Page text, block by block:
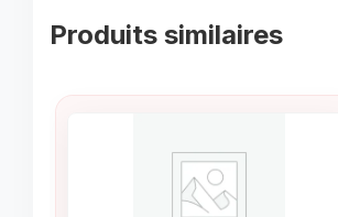
Produits similaires